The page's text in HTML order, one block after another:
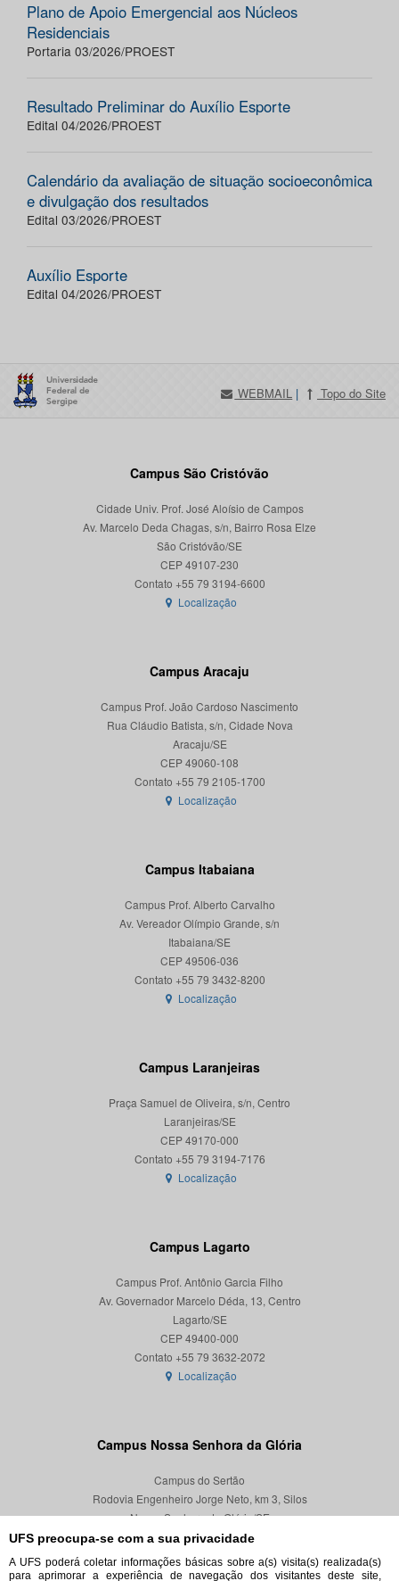
UFS preocupa-se com a sua privacidade
A UFS poderá coletar informações básicas sobre a(s) visita(s) realizada(s)
para aprimorar a experiência de navegação dos visitantes deste site,
Plano de Apoio Emergencial aos Núcleos
Residenciais
Portaria 03/2026/PROEST
Resultado Preliminar do Auxílio Esporte
Edital 04/2026/PROEST
Calendário da avaliação de situação socioeconômica
e divulgação dos resultados
Edital 03/2026/PROEST
Auxílio Esporte
Edital 04/2026/PROEST
WEBMAIL | Topo do Site
Campus São Cristóvão
Cidade Univ. Prof. José Aloísio de Campos
Av. Marcelo Deda Chagas, s/n, Bairro Rosa Elze
São Cristóvão/SE
CEP 49107-230
Localização
Campus Aracaju
Campus Prof. João Cardoso Nascimento
Rua Cláudio Batista, s/n, Cidade Nova
Aracaju/SE
CEP 49060-108
Localização
Campus Itabaiana
Campus Prof. Alberto Carvalho
Av. Vereador Olímpio Grande, s/n
Itabaiana/SE
CEP 49506-036
Localização
Campus Laranjeiras
Praça Samuel de Oliveira, s/n, Centro
Laranjeiras/SE
CEP 49170-000
Localização
Campus Lagarto
Campus Prof. Antônio Garcia Filho
Av. Governador Marcelo Déda, 13, Centro
Lagarto/SE
CEP 49400-000
Localização
Campus Nossa Senhora da Glória
Campus do Sertão
Rodovia Engenheiro Jorge Neto, km 3, Silos
Nossa Senhora da Glória/SE
CEP 49680-000
Localização